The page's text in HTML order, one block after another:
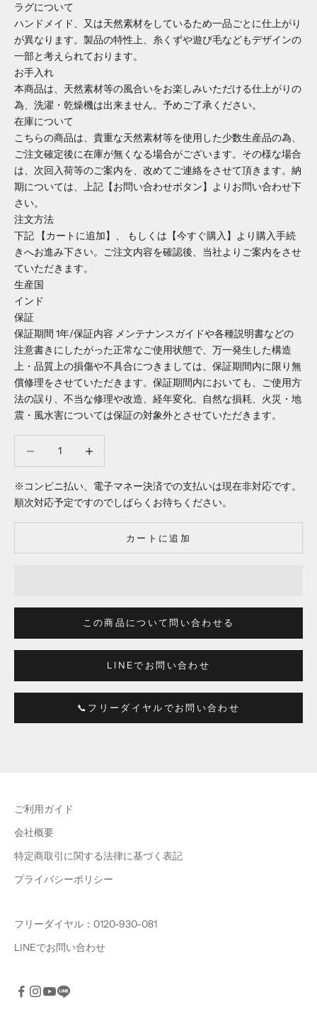
ラグについて
ハンドメイド、又は天然素材をしているため一品ごとに仕上がり
が異なります。製品の特性上、糸くずや遊び毛などもデザインの
一部と考えられております。
お手入れ
本商品は、天然素材等の風合いをお楽しみいただける仕上がりの
為、洗濯・乾燥機は出来ません。予めご了承ください。
在庫について
こちらの商品は、貴重な天然素材等を使用した少数生産品の為、
ご注文確定後に在庫が無くなる場合がございます。その様な場合
は、次回入荷等のご案内を、改めてご連絡をさせて頂きます。納
期については、上記【お問い合わせボタン】よりお問い合わせ下
さい。
注文方法
下記 【カートに追加】、 もしくは【今すぐ購入】より購入手続
きへお進み下さい。ご注文内容を確認後、当社よりご案内をさせ
ていただきます。
生産国
インド
保証
保証期間 1年/保証内容 メンテナンスガイドや各種説明書などの
注意書きにしたがった正常なご使用状態で、万一発生した構造
上・品質上の損傷や不具合につきましては、保証期間内に限り無
償修理をさせていただきます。保証期間内においても、ご使用方
法の誤り、不当な修理や改造、経年変化、自然な損耗、火災・地
震・風水害については保証の対象外とさせていただきます。
※コンビニ払い、電子マネー決済での支払いは現在非対応です。
順次対応予定ですのでしばらくお待ちください。
カートに追加
この商品について問い合わせる
LINEでお問い合わせ
📞フリーダイヤルでお問い合わせ
ご利用ガイド
会社概要
特定商取引に関する法律に基づく表記
プライバシーポリシー
フリーダイヤル：0120-930-081
LINEでお問い合わせ